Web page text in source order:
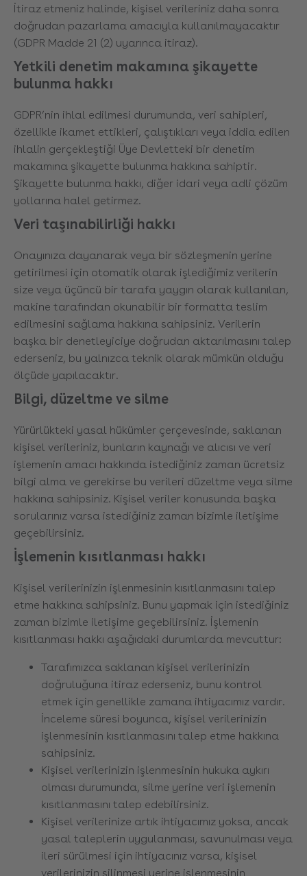
İtiraz etmeniz halinde, kişisel verileriniz daha sonra
doğrudan pazarlama amacıyla kullanılmayacaktır
(GDPR Madde 21 (2) uyarınca itiraz).
Yetkili denetim makamına şikayette
bulunma hakkı
GDPR’nin ihlal edilmesi durumunda, veri sahipleri,
özellikle ikamet ettikleri, çalıştıkları veya iddia edilen
ihlalin gerçekleştiği Üye Devletteki bir denetim
makamına şikayette bulunma hakkına sahiptir.
Şikayette bulunma hakkı, diğer idari veya adli çözüm
yollarına halel getirmez.
Veri taşınabilirliği hakkı
Onayınıza dayanarak veya bir sözleşmenin yerine
getirilmesi için otomatik olarak işlediğimiz verilerin
size veya üçüncü bir tarafa yaygın olarak kullanılan,
makine tarafından okunabilir bir formatta teslim
edilmesini sağlama hakkına sahipsiniz. Verilerin
başka bir denetleyiciye doğrudan aktarılmasını talep
ederseniz, bu yalnızca teknik olarak mümkün olduğu
ölçüde yapılacaktır.
Bilgi, düzeltme ve silme
Yürürlükteki yasal hükümler çerçevesinde, saklanan
kişisel verileriniz, bunların kaynağı ve alıcısı ve veri
işlemenin amacı hakkında istediğiniz zaman ücretsiz
bilgi alma ve gerekirse bu verileri düzeltme veya silme
hakkına sahipsiniz. Kişisel veriler konusunda başka
sorularınız varsa istediğiniz zaman bizimle iletişime
geçebilirsiniz.
İşlemenin kısıtlanması hakkı
Kişisel verilerinizin işlenmesinin kısıtlanmasını talep
etme hakkına sahipsiniz. Bunu yapmak için istediğiniz
zaman bizimle iletişime geçebilirsiniz. İşlemenin
kısıtlanması hakkı aşağıdaki durumlarda mevcuttur:
Tarafımızca saklanan kişisel verilerinizin
doğruluğuna itiraz ederseniz, bunu kontrol
etmek için genellikle zamana ihtiyacımız vardır.
İnceleme süresi boyunca, kişisel verilerinizin
işlenmesinin kısıtlanmasını talep etme hakkına
sahipsiniz.
Kişisel verilerinizin işlenmesinin hukuka aykırı
olması durumunda, silme yerine veri işlemenin
kısıtlanmasını talep edebilirsiniz.
Kişisel verilerinize artık ihtiyacımız yoksa, ancak
yasal taleplerin uygulanması, savunulması veya
ileri sürülmesi için ihtiyacınız varsa, kişisel
verilerinizin silinmesi yerine işlenmesinin